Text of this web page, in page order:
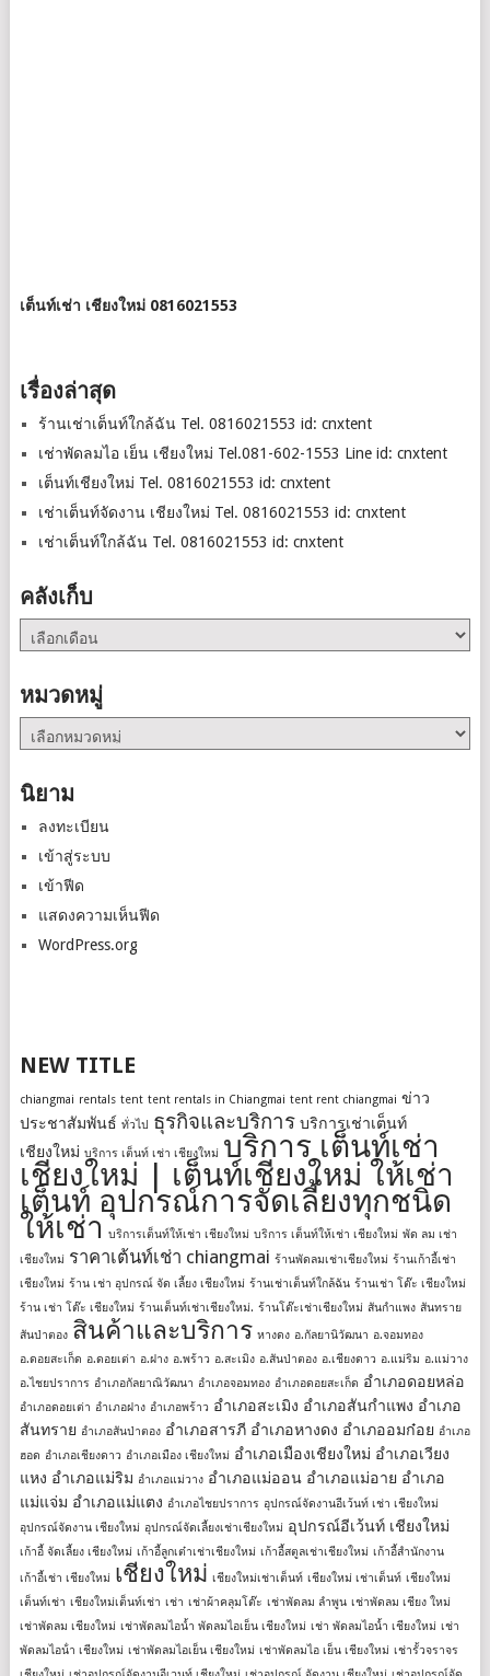
เต็นท์เช่า เชียงใหม่ 0816021553
เรื่องล่าสุด
ร้านเช่าเต็นท์ใกล้ฉัน Tel. 0816021553 id: cnxtent
เช่าพัดลมไอ เย็น เชียงใหม่ Tel.081-602-1553 Line id: cnxtent
เต็นท์เชียงใหม่ Tel. 0816021553 id: cnxtent
เช่าเต็นท์จัดงาน เชียงใหม่ Tel. 0816021553 id: cnxtent
เช่าเต็นท์ใกล้ฉัน Tel. 0816021553 id: cnxtent
คลังเก็บ
คลัง
เก็บ
หมวดหมู่
หมวด
หมู่
นิยาม
ลงทะเบียน
เข้าสู่ระบบ
เข้าฟีด
แสดงความเห็นฟีด
WordPress.org
NEW TITLE
chiangmai rentals tent tent rentals in Chiangmai tent rent chiangmai ข่าว
ประชาสัมพันธ์ ทั่วไป ธุรกิจและบริการ บริการเช่าเต็นท์
เชียงใหม่ บริการ เต็นท์ เช่า เชียงใหม่ บริการ เต็นท์เช่า
เชียงใหม่ | เต็นท์เชียงใหม่ ให้เช่า
เต็นท์ อุปกรณ์การจัดเลี้ยงทุกชนิด
ให้เช่า บริการเต็นท์ให้เช่า เชียงใหม่ บริการ เต็นท์ให้เช่า เชียงใหม่ พัด ลม เช่า
เชียงใหม่ ราคาเต้นท์เช่า chiangmai ร้านพัดลมเช่าเชียงใหม่ ร้านเก้าอี้เช่า
เชียงใหม่ ร้าน เช่า อุปกรณ์ จัด เลี้ยง เชียงใหม่ ร้านเช่าเต็นท์ใกล้ฉัน ร้านเช่า โต๊ะ เชียงใหม่
ร้าน เช่า โต๊ะ เชียงใหม่ ร้านเต็นท์เช่าเชียงใหม่. ร้านโต๊ะเช่าเชียงใหม่ สันกำแพง สันทราย
สันป่าตอง สินค้าและบริการ หางดง อ.กัลยานิวัฒนา อ.จอมทอง
อ.ดอยสะเก็ด อ.ดอยเต่า อ.ฝาง อ.พร้าว อ.สะเมิง อ.สันป่าตอง อ.เชียงดาว อ.แม่ริม อ.แม่วาง
อ.ไชยปราการ อำเภอกัลยาณิวัฒนา อำเภอจอมทอง อำเภอดอยสะเก็ด อำเภอดอยหล่อ
อำเภอดอยเต่า อำเภอฝาง อำเภอพร้าว อำเภอสะเมิง อำเภอสันกำแพง อำเภอ
สันทราย อำเภอสันป่าตอง อำเภอสารภี อำเภอหางดง อำเภออมก๋อย อำเภอ
ฮอด อำเภอเชียงดาว อำเภอเมือง เชียงใหม่ อำเภอเมืองเชียงใหม่ อำเภอเวียง
แหง อำเภอแม่ริม อำเภอแม่วาง อำเภอแม่ออน อำเภอแม่อาย อำเภอ
แม่แจ่ม อำเภอแม่แตง อำเภอไชยปราการ อุปกรณ์จัดงานอีเว้นท์ เช่า เชียงใหม่
อุปกรณ์จัดงาน เชียงใหม่ อุปกรณ์จัดเลี้ยงเช่าเชียงใหม่ อุปกรณ์อีเว้นท์ เชียงใหม่
เก้าอี้ จัดเลี้ยง เชียงใหม่ เก้าอี้ลูกเต๋าเช่าเชียงใหม่ เก้าอี้สตูลเช่าเชียงใหม่ เก้าอี้สํานักงาน
เก้าอี้เช่า เชียงใหม่ เชียงใหม่ เชียงใหม่เช่าเต็นท์ เชียงใหม่ เช่าเต็นท์ เชียงใหม่
เต็นท์เช่า เชียงใหม่เต็นท์เช่า เช่า เช่าผ้าคลุมโต๊ะ เช่าพัดลม ลำพูน เช่าพัดลม เชียง ใหม่
เช่าพัดลม เชียงใหม่ เช่าพัดลมไอน้ำ พัดลมไอเย็น เชียงใหม่ เช่า พัดลมไอน้ำ เชียงใหม่ เช่า
พัดลมไอน้ํา เชียงใหม่ เช่าพัดลมไอเย็น เชียงใหม่ เช่าพัดลมไอ เย็น เชียงใหม่ เช่ารั้วจราจร